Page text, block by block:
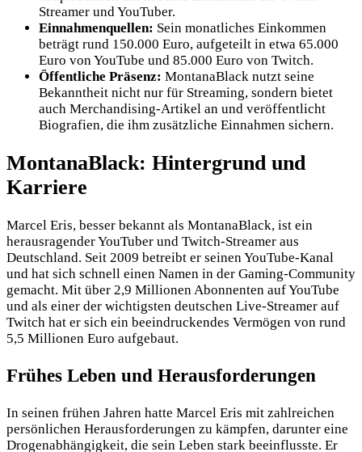
Streamer und YouTuber.
Einnahmenquellen: Sein monatliches Einkommen
beträgt rund 150.000 Euro, aufgeteilt in etwa 65.000
Euro von YouTube und 85.000 Euro von Twitch.
Öffentliche Präsenz: MontanaBlack nutzt seine
Bekanntheit nicht nur für Streaming, sondern bietet
auch Merchandising-Artikel an und veröffentlicht
Biografien, die ihm zusätzliche Einnahmen sichern.
MontanaBlack: Hintergrund und
Karriere
Marcel Eris, besser bekannt als MontanaBlack, ist ein
herausragender YouTuber und Twitch-Streamer aus
Deutschland. Seit 2009 betreibt er seinen YouTube-Kanal
und hat sich schnell einen Namen in der Gaming-Community
gemacht. Mit über 2,9 Millionen Abonnenten auf YouTube
und als einer der wichtigsten deutschen Live-Streamer auf
Twitch hat er sich ein beeindruckendes Vermögen von rund
5,5 Millionen Euro aufgebaut.
Frühes Leben und Herausforderungen
In seinen frühen Jahren hatte Marcel Eris mit zahlreichen
persönlichen Herausforderungen zu kämpfen, darunter eine
Drogenabhängigkeit, die sein Leben stark beeinflusste. Er